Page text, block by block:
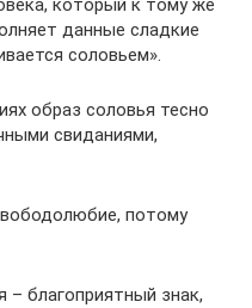
который к тому же
данные сладкие
соловьем».
образ соловья тесно
свиданиями,
потому
благоприятный знак,